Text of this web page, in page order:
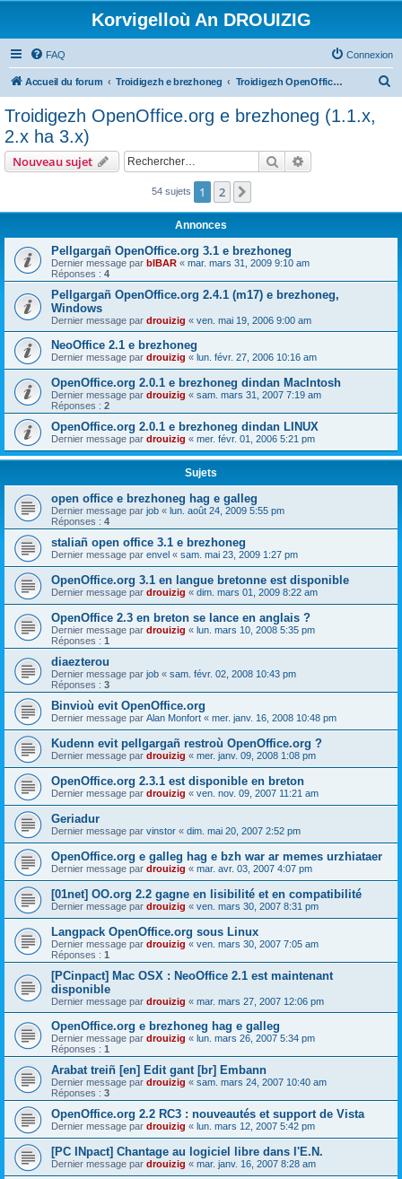
Korvigelloù An DROUIZIG
FAQ Connexion
Accueil du forum Troidigezh e brezhoneg Troidigezh OpenOffice.org e brezhoneg (1.1.x, 2.x ha 3.x)
c
Troidigezh OpenOffice.org e brezhoneg (1.1.x,
2.x ha 3.x)
Nouveau sujet Rechercher
54 sujets 1 2
Annonces
Pellgargañ OpenOffice.org 3.1 e brezhoneg
Dernier message par bIBAR « mar. mars 31, 2009 9:10 am
Réponses : 4
Pellgargañ OpenOffice.org 2.4.1 (m17) e brezhoneg,
Windows
Dernier message par drouizig « ven. mai 19, 2006 9:00 am
NeoOffice 2.1 e brezhoneg
Dernier message par drouizig « lun. févr. 27, 2006 10:16 am
OpenOffice.org 2.0.1 e brezhoneg dindan MacIntosh
Dernier message par drouizig « sam. mars 31, 2007 7:19 am
Réponses : 2
OpenOffice.org 2.0.1 e brezhoneg dindan LINUX
Dernier message par drouizig « mer. févr. 01, 2006 5:21 pm
Sujets
open office e brezhoneg hag e galleg
Dernier message par job « lun. août 24, 2009 5:55 pm
Réponses : 4
staliañ open office 3.1 e brezhoneg
Dernier message par envel « sam. mai 23, 2009 1:27 pm
OpenOffice.org 3.1 en langue bretonne est disponible
Dernier message par drouizig « dim. mars 01, 2009 8:22 am
OpenOffice 2.3 en breton se lance en anglais ?
Dernier message par drouizig « lun. mars 10, 2008 5:35 pm
Réponses : 1
diaezterou
Dernier message par job « sam. févr. 02, 2008 10:43 pm
Réponses : 3
Binvioù evit OpenOffice.org
Dernier message par Alan Monfort « mer. janv. 16, 2008 10:48 pm
Kudenn evit pellgargañ restroù OpenOffice.org ?
Dernier message par drouizig « mer. janv. 09, 2008 1:08 pm
OpenOffice.org 2.3.1 est disponible en breton
Dernier message par drouizig « ven. nov. 09, 2007 11:21 am
Geriadur
Dernier message par vinstor « dim. mai 20, 2007 2:52 pm
OpenOffice.org e galleg hag e bzh war ar memes urzhiataer
Dernier message par drouizig « mar. avr. 03, 2007 4:07 pm
[01net] OO.org 2.2 gagne en lisibilité et en compatibilité
Dernier message par drouizig « ven. mars 30, 2007 8:31 pm
Langpack OpenOffice.org sous Linux
Dernier message par drouizig « ven. mars 30, 2007 7:05 am
Réponses : 1
[PCinpact] Mac OSX : NeoOffice 2.1 est maintenant
disponible
Dernier message par drouizig « mar. mars 27, 2007 12:06 pm
OpenOffice.org e brezhoneg hag e galleg
Dernier message par drouizig « lun. mars 26, 2007 5:34 pm
Réponses : 1
Arabat treiñ [en] Edit gant [br] Embann
Dernier message par drouizig « sam. mars 24, 2007 10:40 am
Réponses : 3
OpenOffice.org 2.2 RC3 : nouveautés et support de Vista
Dernier message par drouizig « lun. mars 12, 2007 5:42 pm
[PC INpact] Chantage au logiciel libre dans l'E.N.
Dernier message par drouizig « mar. janv. 16, 2007 8:28 am